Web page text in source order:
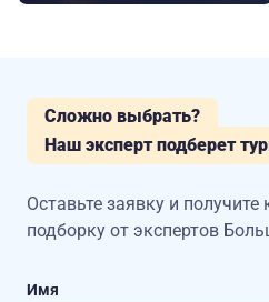
Сложно выбрать?
Наш эксперт подберет
Оставьте заявку и
подборку от экспертов
Имя